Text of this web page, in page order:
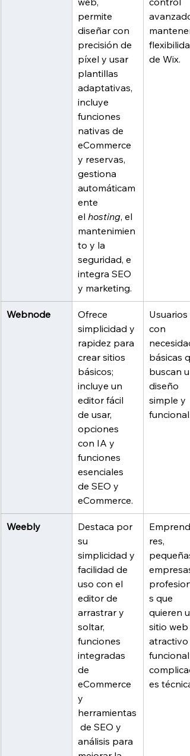
permite
diseñar con
precisión de
píxel y usar
plantillas
adaptativas,
incluye
funciones
nativas de
eCommerce
y reservas,
gestiona
automáticam
ente
el hosting, el
mantenimien
to y la
seguridad, e
integra SEO
y marketing.
de Wix.
Webnode
Ofrece
simplicidad y
rapidez para
crear sitios
básicos;
incluye un
editor fácil
de usar,
opciones
con IA y
funciones
esenciales
de SEO y
eCommerce.
Usuarios
con
básicas
buscan
diseño
simple y
funcional.
Weebly
Destaca por
su
simplicidad y
facilidad de
uso con el
editor de
arrastrar y
soltar,
funciones
integradas
de
eCommerce
y
herramientas
de SEO y
análisis para
res,
pequeñas
s que
quieren
sitio web
atractivo
funcional
es